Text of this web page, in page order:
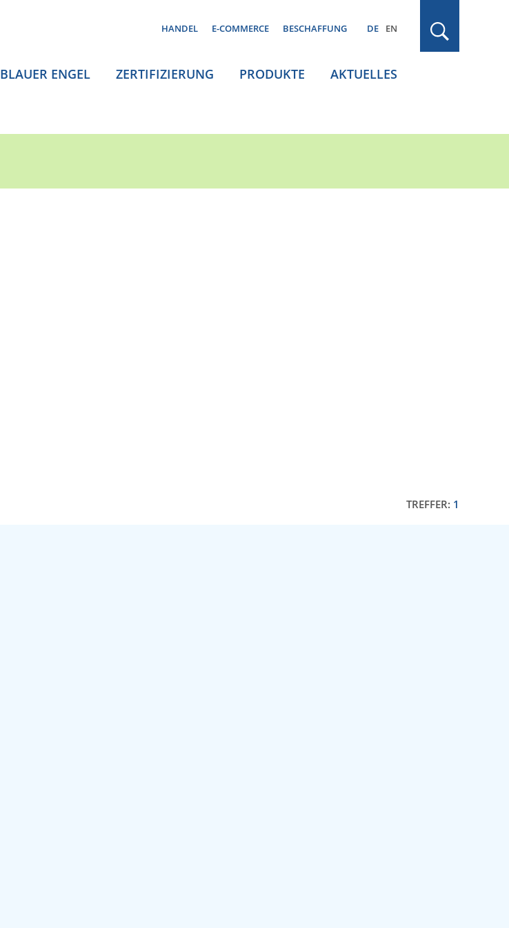
HANDEL E-COMMERCE BESCHAFFUNG DE EN
BLAUER ENGEL ZERTIFIZIERUNG PRODUKTE AKTUELLES
TREFFER: 1